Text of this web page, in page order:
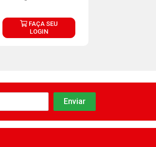
FAÇA SEU
LOGIN